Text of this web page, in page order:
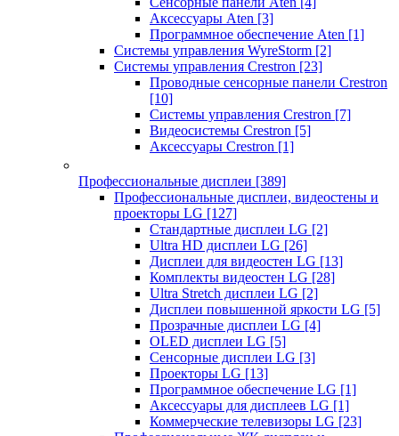
Аксессуары Aten [3]
Программное обеспечение Aten [1]
Системы управления WyreStorm [2]
Системы управления Crestron [23]
Проводные сенсорные панели Crestron
[10]
Системы управления Crestron [7]
Видеосистемы Crestron [5]
Аксессуары Crestron [1]
Профессиональные дисплеи [389]
Профессиональные дисплеи, видеостены и
проекторы LG [127]
Стандартные дисплеи LG [2]
Ultra HD дисплеи LG [26]
Дисплеи для видеостен LG [13]
Комплекты видеостен LG [28]
Ultra Stretch дисплеи LG [2]
Дисплеи повышенной яркости LG [5]
Прозрачные дисплеи LG [4]
OLED дисплеи LG [5]
Сенсорные дисплеи LG [3]
Проекторы LG [13]
Программное обеспечение LG [1]
Аксессуары для дисплеев LG [1]
Коммерческие телевизоры LG [23]